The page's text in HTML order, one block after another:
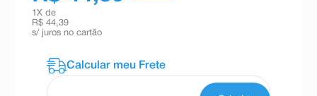
1 X de
R$ 44,39
s/ juros no cartão